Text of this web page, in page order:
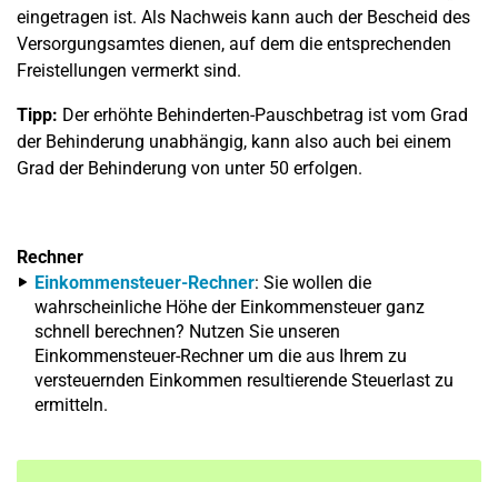
eingetragen ist. Als Nachweis kann auch der Bescheid des
Versorgungsamtes dienen, auf dem die entsprechenden
Freistellungen vermerkt sind.
Tipp: Der erhöhte Behinderten-Pauschbetrag ist vom Grad
der Behinderung unabhängig, kann also auch bei einem
Grad der Behinderung von unter 50 erfolgen.
Rechner
Einkommensteuer-Rechner: Sie wollen die
wahrscheinliche Höhe der Einkommensteuer ganz
schnell berechnen? Nutzen Sie unseren
Einkommensteuer-Rechner um die aus Ihrem zu
versteuernden Einkommen resultierende Steuerlast zu
ermitteln.